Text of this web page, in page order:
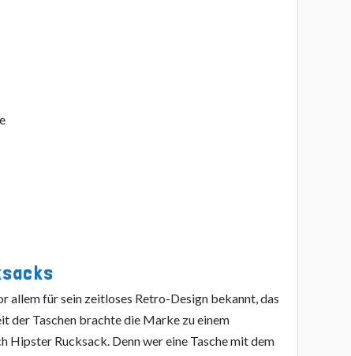
allem für sein zeitloses Retro-Design bekannt, das
der Taschen brachte die Marke zu einem
Hipster Rucksack. Denn wer eine Tasche mit dem